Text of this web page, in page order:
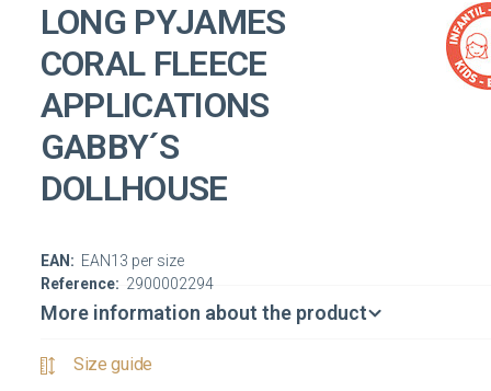
LONG PYJAMES
CORAL FLEECE
APPLICATIONS
GABBY´S
DOLLHOUSE
Reference: 2900002294
EAN: EAN13 per size
More information about the product
Size guide